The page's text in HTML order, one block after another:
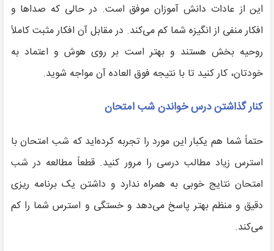
این از عادات دانش آموزان موفق است. در حالی که صداها و
افکار منفی از انگیزه شما کم می‌کند. در مقابل آن افکار مثبت کاملاً
روحیه بخش هستند و بهتر است بر روی هوش و اعتماد به
خودتان، کار کنید تا با نتیجه فوق العاده آن مواجه شوید.
کنار گذاشتن درس خواندن شب امتحان
حتماً شما هم یکبار این مورد را تجربه کرده‌اید که شب امتحان با
استرس زیاد مطالب درسی را مرور کنید. قطعاً مطالعه در شب
امتحان نتایج خوبی به همراه ندارد و داشتن یک برنامه ریزی
دقیق و منظم بهتر پاسخ می‌دهد و خستگی و استرس شما را کم
می‌کند.